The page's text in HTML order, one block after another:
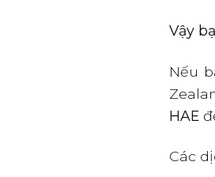
Vậy
Nếu
HAE
Các